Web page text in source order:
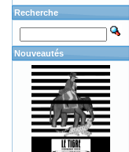
Recherche
Nouveautés